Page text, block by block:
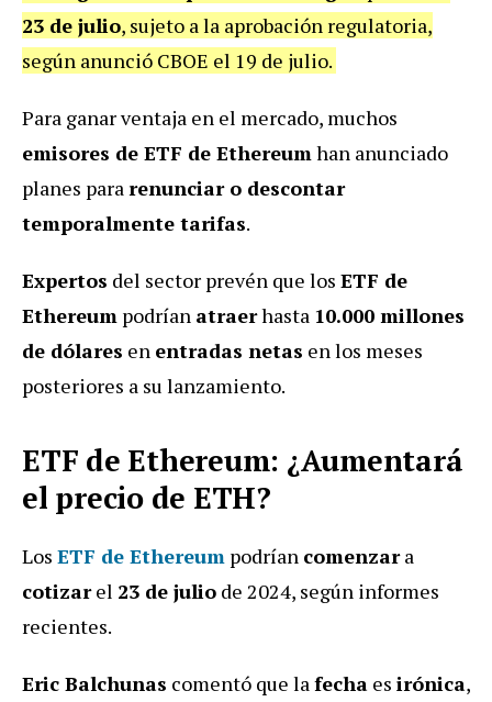
23 de julio, sujeto a la aprobación regulatoria,
según anunció CBOE el 19 de julio.
Para ganar ventaja en el mercado, muchos
emisores de ETF de Ethereumhan anunciado
planes pararenunciar o descontar
temporalmente tarifas.
Expertos del sector prevén que los ETF de
Ethereum podrían atraerhasta 10.000 millones
de dólares en entradas netas en los meses
posteriores a su lanzamiento.
ETF de Ethereum: ¿Aumentará
el precio de ETH?
Los ETF de Ethereum podrían comenzara
cotizarel 23 de julio de 2024, según informes
recientes.
Eric Balchunas comentó que lafecha es irónica,